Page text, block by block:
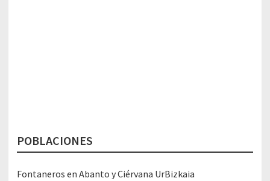
POBLACIONES
Fontaneros en Abanto y Ciérvana UrBizkaia